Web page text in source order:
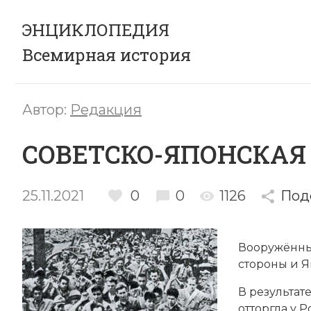
ЭНЦИКЛОПЕДИЯ
Всемирная история
Автор: Редакция
СОВЕТСКО-ЯПОНСКАЯ
25.11.2021 0 0 1126
стороны и
В результате русско-японской войны 1904-1905 гг. Япония отторгла у Российской империи Южный Сахалин, военно-морскую базу Порт-Артур, порт Дальний и приобрела контроль над Кореей и Южно-Маньчжурской железной дорогой. С момента установления в России советской власти Япония вместе с другими странами Антанты участвовала в интервенции на территории российского Дальнего Востока, эксплуатируя его экономический потенциал и природные богатства, поддерживая различные белоэмигрантские круги, выступавшие за передачу под японский контроль Приморья и Забайкалья. Потерпев поражение в ходе интервенции, японцы вынуждены были эвакуироваться из Владивостока, но и в дальнейшем они не теряли надежды подчинить себе обширные азиатские территории СССР, вплоть до Урала. Японские войска неоднократно устраивали военные провокации против Советского Союза и Монгольской Народной Республики с территории оккупированной ими в 1931-1932 гг. Маньчжурии (наиболее крупные — Хасан 1938 г., Халхин-Гол 1939 г.). Поражение в этих военных конфликтах стало одной из главных причин, заставивших японское правительство начать переговоры об урегулировании отношений с Советским Союзом. 14 апреля 1941 г. между СССР и Японией был заключен пакт о нейтралитете, однако он не означал отказ от агрессивных намерений в отношении СССР. Еще в 1936 г. между Германией и Японией был подписан Антикоминтерновский пакт, направленный против советского государства. 27 сентября 1940 г. в Берлине между Германией, Италией и Японией был подписан трехсторонний договор, закреплявший их военно-политический союз в момент начавшейся подготовки немецких войск к войне против Советского Союза. В этом Пакте трех держав, в частности, разделялись сферы военно-политического влияния стран «оси», причем за Японией признавалось право установления «нового порядка» в Азии и на Дальнем Востоке. Агрессивные устремления Японии установить контроль над азиатским и тихоокеанским регионами привели в декабре 1941 г. к началу войны между Японией и англо-американскими